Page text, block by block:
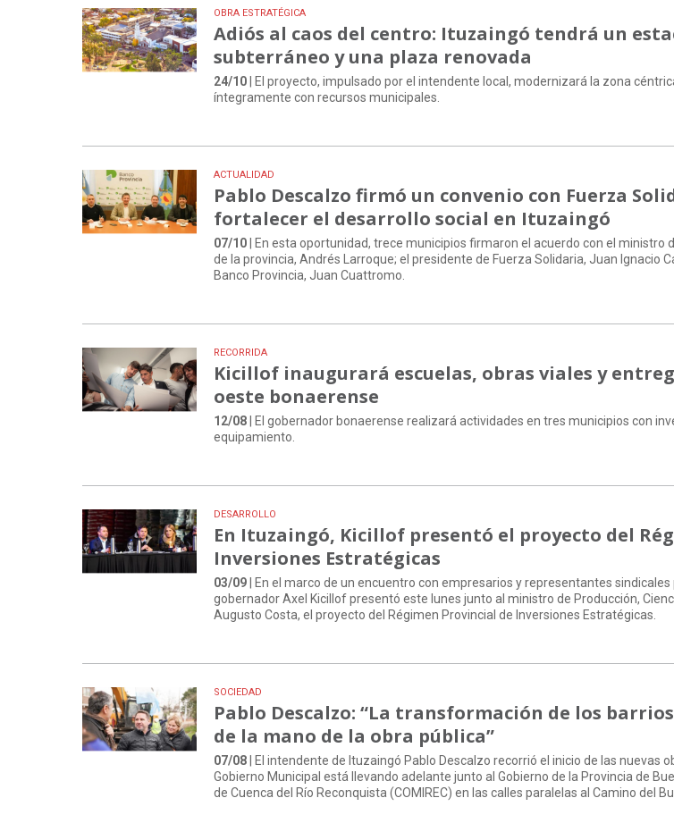
OBRA ESTRATÉGICA
Adiós al caos del centro: Ituzaingó tendrá un
subterráneo y una plaza renovada
24/10 | El proyecto, impulsado por el intendente local, modernizará la zona
íntegramente con recursos municipales.
ACTUALIDAD
Pablo Descalzo firmó un convenio con Fuerza
fortalecer el desarrollo social en Ituzaingó
07/10 | En esta oportunidad, trece municipios firmaron el acuerdo con el ministro
de la provincia, Andrés Larroque; el presidente de Fuerza Solidaria, Juan Ignacio
Banco Provincia, Juan Cuattromo.
RECORRIDA
Kicillof inaugurará escuelas, obras viales y
oeste bonaerense
12/08 | El gobernador bonaerense realizará actividades en tres municipios con
equipamiento.
DESARROLLO
En Ituzaingó, Kicillof presentó el proyecto del
Inversiones Estratégicas
03/09 | En el marco de un encuentro con empresarios y representantes sindicales
gobernador Axel Kicillof presentó este lunes junto al ministro de Producción,
Augusto Costa, el proyecto del Régimen Provincial de Inversiones Estratégicas.
SOCIEDAD
Pablo Descalzo: “La transformación de los
de la mano de la obra pública”
07/08 | El intendente de Ituzaingó Pablo Descalzo recorrió el inicio de las nuevas
Gobierno Municipal está llevando adelante junto al Gobierno de la Provincia de
de Cuenca del Río Reconquista (COMIREC) en las calles paralelas al Camino del